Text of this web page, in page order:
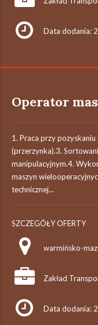
Data dodania:
Operator
1. Praca przy
(przerzynka).3.
manipulacyjnym.4.
maszyn
technicznej...
SZCZEGÓŁY OFERTY
warmińsko-
Zakład
Data dodania: